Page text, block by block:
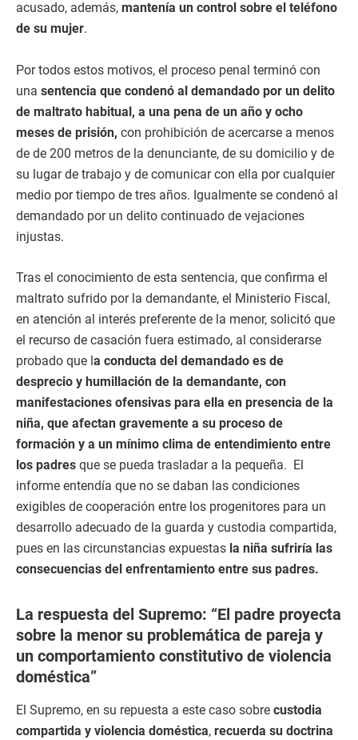
acusado, además, mantenía un control sobre el teléfono
de su mujer.
Por todos estos motivos, el proceso penal terminó con
una sentencia que condenó al demandado por un delito
de maltrato habitual, a una pena de un año y ocho
meses de prisión, con prohibición de acercarse a menos
de de 200 metros de la denunciante, de su domicilio y de
su lugar de trabajo y de comunicar con ella por cualquier
medio por tiempo de tres años. Igualmente se condenó al
demandado por un delito continuado de vejaciones
injustas.
Tras el conocimiento de esta sentencia, que confirma el
maltrato sufrido por la demandante, el Ministerio Fiscal,
en atención al interés preferente de la menor, solicitó que
el recurso de casación fuera estimado, al considerarse
probado que l a conducta del demandado es de
desprecio y humillación de la demandante, con
manifestaciones ofensivas para ella en presencia de la
niña, que afectan gravemente a su proceso de
formación y a un mínimo clima de entendimiento entre
los padres que se pueda trasladar a la pequeña. El
informe entendía que no se daban las condiciones
exigibles de cooperación entre los progenitores para un
desarrollo adecuado de la guarda y custodia compartida,
pues en las circunstancias expuestas la niña sufriría las
consecuencias del enfrentamiento entre sus padres.
La respuesta del Supremo: “El padre proyecta
sobre la menor su problemática de pareja y
un comportamiento constitutivo de violencia
doméstica”
El Supremo, en su repuesta a este caso sobre custodia
compartida y violencia doméstica, recuerda su doctrina